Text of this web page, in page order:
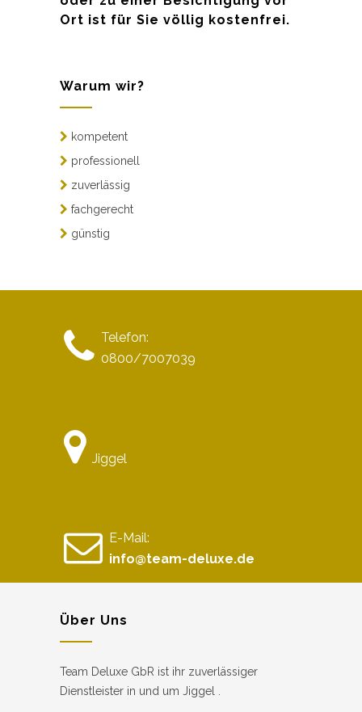
Ort ist für Sie völlig kostenfrei.
Warum wir?
kompetent
professionell
zuverlässig
fachgerecht
günstig
Telefon:
0800/7007039
Jiggel
E-Mail:
info@team-deluxe.de
Über Uns
Team Deluxe GbR ist ihr zuverlässiger
Dienstleister in und um Jiggel .